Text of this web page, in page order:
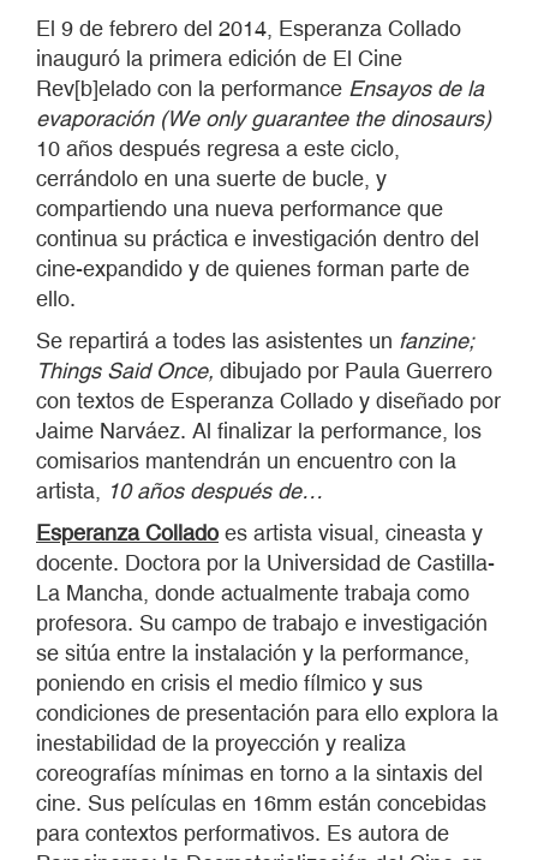
El 9 de febrero del 2014, Esperanza Collado
inauguró la primera edición de El Cine
Rev[b]elado con la performance Ensayos de la
evaporación (We only guarantee the dinosaurs)
10 años después regresa a este ciclo,
cerrándolo en una suerte de bucle, y
compartiendo una nueva performance que
continua su práctica e investigación dentro del
cine-expandido y de quienes forman parte de
ello.
Se repartirá a todes las asistentes un fanzine;
Things Said Once, dibujado por Paula Guerrero
con textos de Esperanza Collado y diseñado por
Jaime Narváez. Al finalizar la performance, los
comisarios mantendrán un encuentro con la
artista,
10 años después de…
Esperanza Collado es artista visual, cineasta y
docente. Doctora por la Universidad de Castilla-
La Mancha, donde actualmente trabaja como
profesora. Su campo de trabajo e investigación
se sitúa entre la instalación y la performance,
poniendo en crisis el medio fílmico y sus
condiciones de presentación para ello explora la
inestabilidad de la proyección y realiza
coreografías mínimas en torno a la sintaxis del
cine. Sus películas en 16mm están concebidas
para contextos performativos. Es autora de